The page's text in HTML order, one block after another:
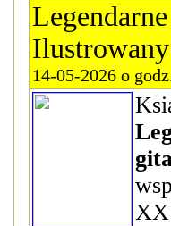
14-05-2026 o
XX